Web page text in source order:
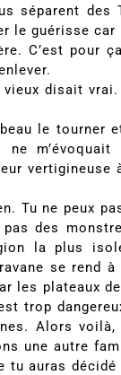
séparent
le guérisse
C’est pour
disait vrai.
le tourner
vertigineuse
Tu ne peux
des
la plus
se rend à
les plateaux
trop
Alors
une autre
auras décidé